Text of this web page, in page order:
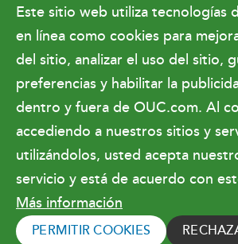
Facebook X Instagram YouTube LinkedIn
Sala de prensa
Relaciones gubernamentales y
Hacer negocios con OUC
Copyright © 2026 Orlando
Commission. Todos los derechos
Condiciones de uso
Este sitio web utiliza tecnologías
en línea como cookies para
del sitio, analizar el uso del sitio,
preferencias y habilitar la
dentro y fuera de OUC.com. Al
accediendo a nuestros sitios y
utilizándolos, usted acepta
servicio y está de acuerdo con
Más información
PERMITIR COOKIES